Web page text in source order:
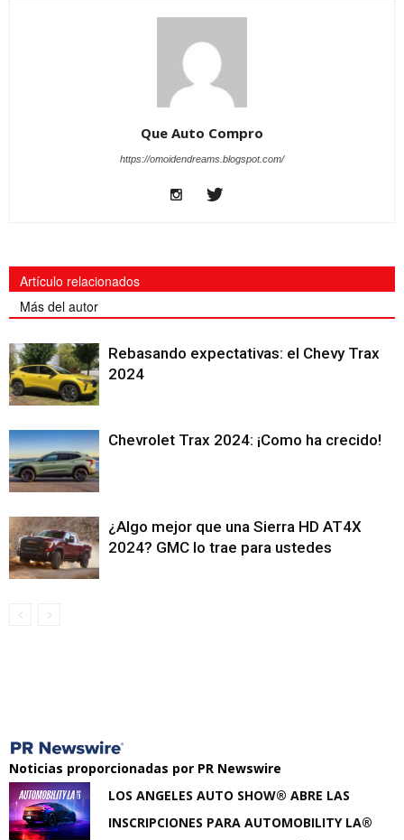
Que Auto Compro
https://omoidendreams.blogspot.com/
Artículo relacionados
Más del autor
Rebasando expectativas: el Chevy Trax
2024
Chevrolet Trax 2024: ¡Como ha crecido!
¿Algo mejor que una Sierra HD AT4X
2024? GMC lo trae para ustedes
Noticias proporcionadas por PR Newswire
LOS ANGELES AUTO SHOW® ABRE LAS
INSCRIPCIONES PARA AUTOMOBILITY LA®